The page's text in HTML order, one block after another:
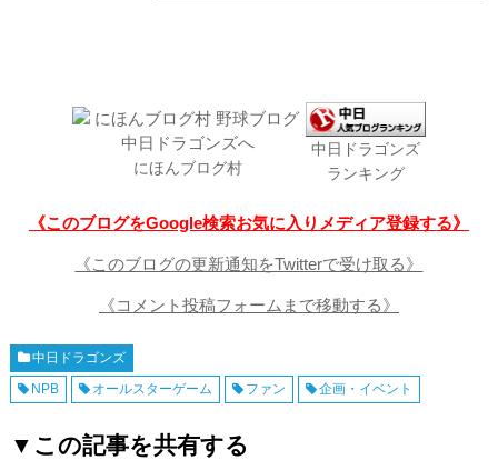
にほんブログ村
中日ドラゴンズ
ランキング
《このブログをGoogle検索お気に入りメディア登録する》
《このブログの更新通知をTwitterで受け取る》
《コメント投稿フォームまで移動する》
中日ドラゴンズ
NPB
オールスターゲーム ファン 企画・イベント
▼この記事を共有する